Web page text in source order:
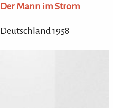
Der Mann im Strom
Deutschland 1958